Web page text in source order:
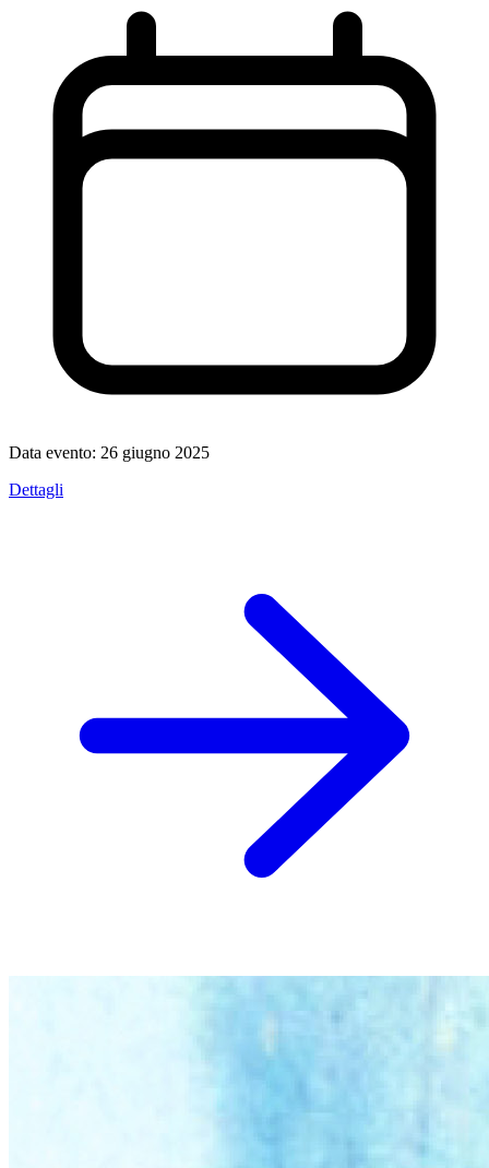
Data evento: 26 giugno 2025
Dettagli